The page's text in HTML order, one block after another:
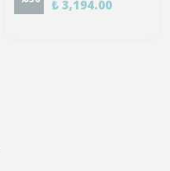
₺ 3,194.00